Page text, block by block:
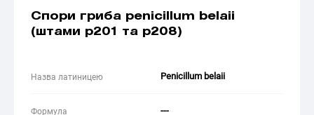
Спори гриба penicillum belaii
(штами p201 та p208)
Назва латиницею Penicillum belaii
Формула ---